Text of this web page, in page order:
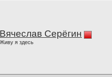
Вячеслав Серёгин
Живу я здесь